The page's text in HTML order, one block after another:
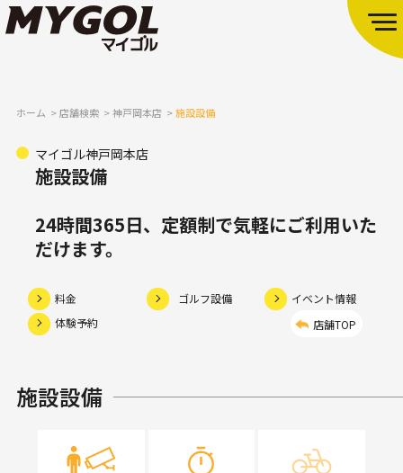
ホーム 店舗検索 神戸岡本店 施設設備
マイゴル神戸岡本店
施設設備
24時間365日、定額制で気軽にご利用いた
だけます。
料金 ゴルフ設備
イベント情報
体験予約
店舗TOP
施設設備